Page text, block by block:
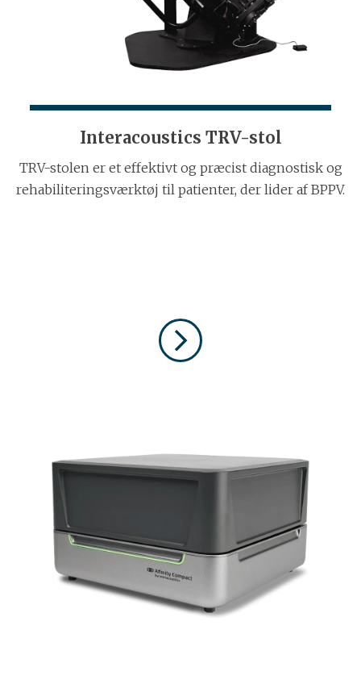
Interacoustics TRV-stol
TRV-stolen er et effektivt og præcist diagnostisk og
rehabiliteringsværktøj til patienter, der lider af BPPV.